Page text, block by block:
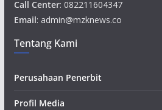
Call Center: 082211604347
Email: admin@mzknews.co
Tentang Kami
Perusahaan Penerbit
Profil Media